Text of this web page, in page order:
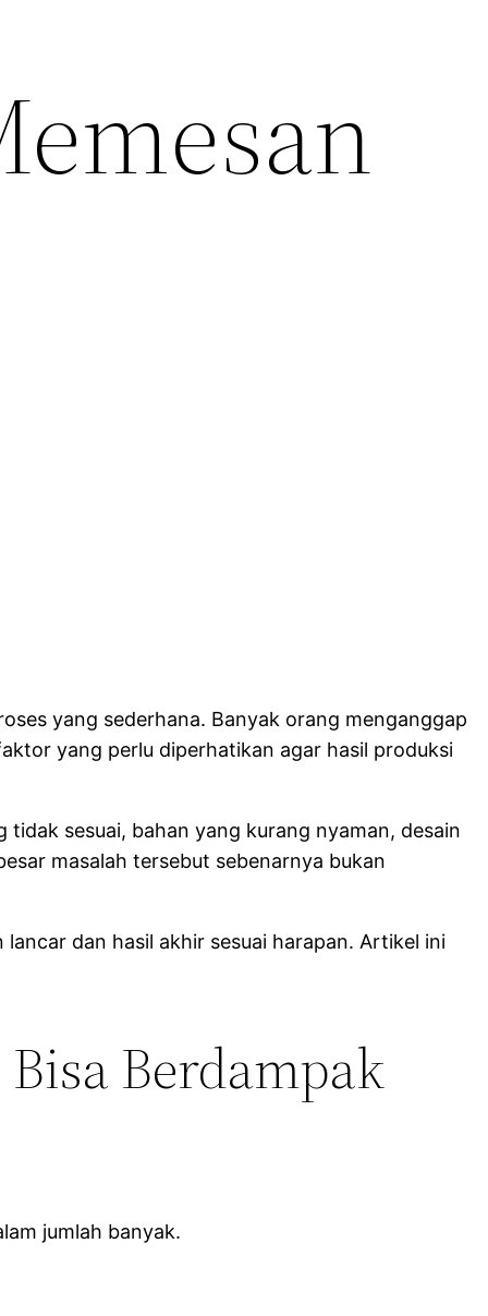
yang sederhana. Banyak orang menganggap
yang perlu diperhatikan agar hasil produksi
sesuai, bahan yang kurang nyaman, desain
masalah tersebut sebenarnya bukan
dan hasil akhir sesuai harapan. Artikel ini
Berdampak
jumlah banyak.